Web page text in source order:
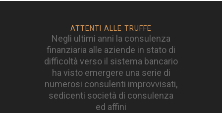
ATTENTI ALLE TRUFFE
Negli ultimi anni la consulenza
finanziaria alle aziende in stato di
difficoltà verso il sistema bancario
ha visto emergere una serie di
numerosi consulenti improvvisati,
sedicenti società di consulenza
ed affini